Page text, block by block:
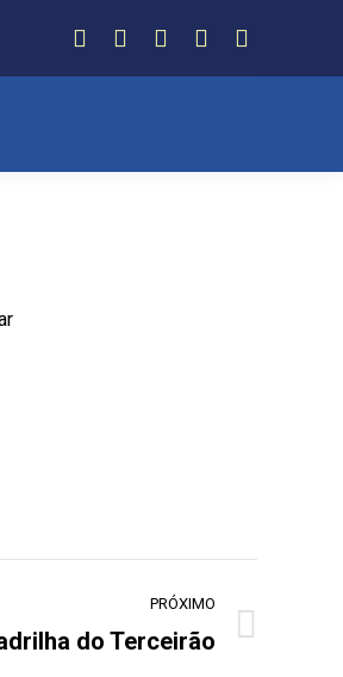
FacebookInstagram
TwitterYouTubeWhatsapp
PRÓXIMO
do Terceirão